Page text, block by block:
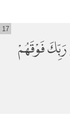
فَوْقَهُمْ
17